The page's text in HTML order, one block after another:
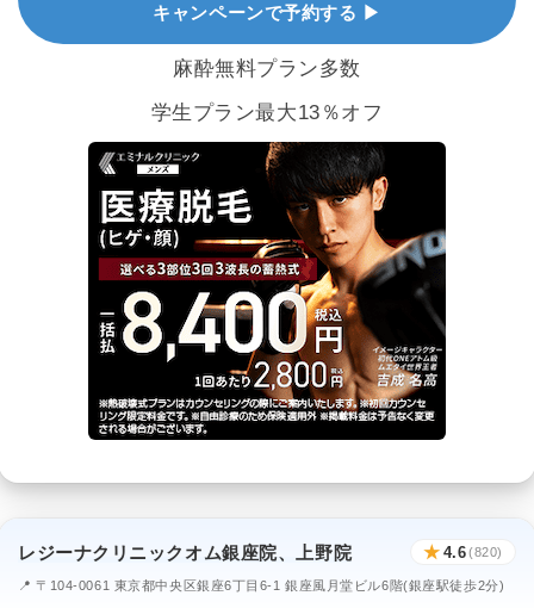
キャンペーンで予約する ▶
麻酔無料プラン多数
学生プラン最大13％オフ
レジーナクリニックオム銀座院、上野院 ★ 4.6(820)
📍 〒104-0061 東京都中央区銀座6丁目6-1 銀座風月堂ビル6階(銀座駅徒歩2分)